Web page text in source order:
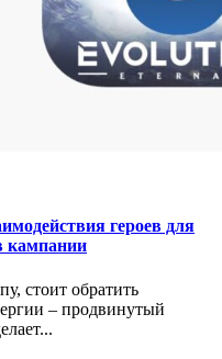
героев для
кампании
стоит обратить
– продвинутый